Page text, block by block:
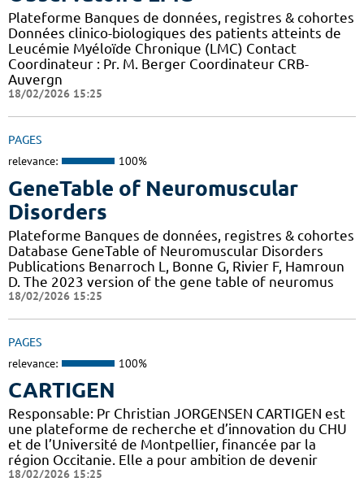
Plateforme Banques de données, registres & cohortes
Données clinico-biologiques des patients atteints de
Leucémie Myéloïde Chronique (LMC) Contact
Coordinateur : Pr. M. Berger Coordinateur CRB-
Auvergn
18/02/2026 15:25
PAGES
relevance: 100%
GeneTable of Neuromuscular
Disorders
Plateforme Banques de données, registres & cohortes
Database GeneTable of Neuromuscular Disorders
Publications Benarroch L, Bonne G, Rivier F, Hamroun
D. The 2023 version of the gene table of neuromus
18/02/2026 15:25
PAGES
relevance: 100%
CARTIGEN
Responsable: Pr Christian JORGENSEN CARTIGEN est
une plateforme de recherche et d’innovation du CHU
et de l’Université de Montpellier, financée par la
région Occitanie. Elle a pour ambition de devenir
18/02/2026 15:25